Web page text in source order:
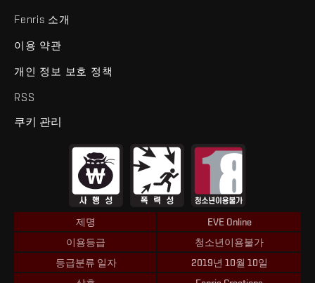
Fenris 소개
이용 약관
개인 정보 보호 정책
RSS
쿠키 관리
제명
EVE Online
이용등급
청소년이용불가
등급분류 일자
2019년 10월 10일